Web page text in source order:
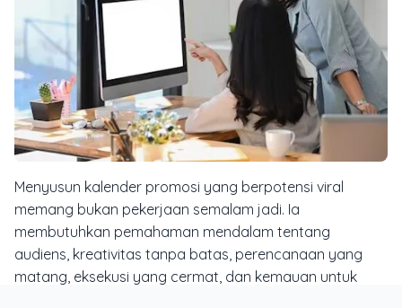
Menyusun kalender promosi yang berpotensi viral
memang bukan pekerjaan semalam jadi. Ia
membutuhkan pemahaman mendalam tentang
audiens, kreativitas tanpa batas, perencanaan yang
matang, eksekusi yang cermat, dan kemauan untuk